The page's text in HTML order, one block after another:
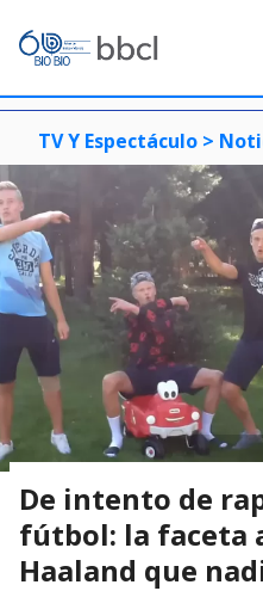
TV Y Espectáculo >
De intento de
fútbol: la faceta
Haaland que